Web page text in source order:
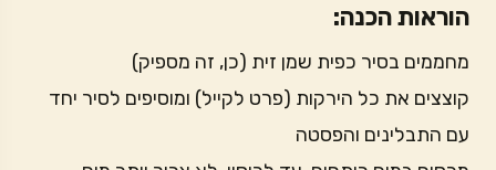
הוראות הכנה:
מחממים בסיר כפית שמן זית (כן, זה מספיק)
קוצצים את כל הירקות (פרט לקייל) ומוסיפים לסיר יחד
עם התבלינים והפסטה